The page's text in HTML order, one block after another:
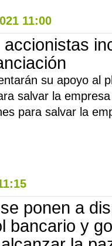
11:00
su apoyo al
salvar la
para salvar la
ponen a
bancario y